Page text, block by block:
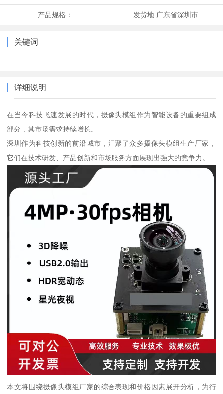
产品规格： 发货地:广东省深圳市
关键词
详细说明
在当今科技飞速发展的时代，摄像头模组作为智能设备的重要组成
部分，其市场需求持续增长。
深圳作为科技创新的前沿城市，汇聚了众多摄像头模组生产厂家，
它们在技术研发、产品创新和市场服务方面展现出强大的竞争力。
本文将围绕摄像头模组厂家的综合表现和价格因素展开分析，为行